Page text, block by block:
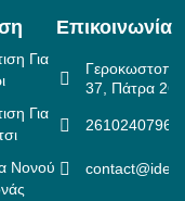
Για
Για
Νονού
Επικοινωνία
37, Πάτρα
2610240796